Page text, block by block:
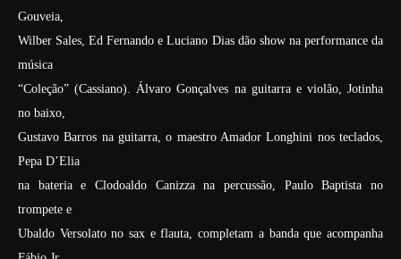
Gouveia,
Wilber Sales, Ed Fernando e Luciano Dias dão show na performance da
música
“Coleção” (Cassiano). Álvaro Gonçalves na guitarra e violão, Jotinha
no baixo,
Gustavo Barros na guitarra, o maestro Amador Longhini nos teclados,
Pepa D’Elia
na bateria e Clodoaldo Canizza na percussão, Paulo Baptista no
trompete e
Ubaldo Versolato no sax e flauta, completam a banda que acompanha